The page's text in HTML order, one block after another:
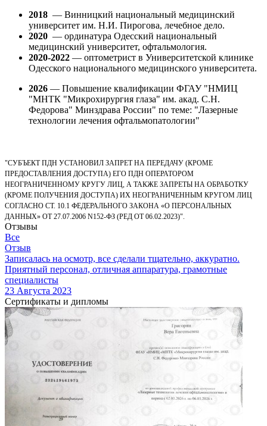
2018 — Винницкий национальный медицинский
университет им. Н.И. Пирогова, лечебное дело.
2020 — ординатура Одесский национальный
медицинский университет, офтальмология.
2020-2022 — оптометрист в Университетской клинике
Одесского национального медицинского университета.
2026 — Повышение квалификации ФГАУ "НМИЦ
"МНТК "Микрохирургия глаза" им. акад. С.Н.
Федорова" Минздрава России" по теме: "Лазерные
технологии лечения офтальмопатологии"
"СУБЪЕКТ ПДН УСТАНОВИЛ ЗАПРЕТ НА ПЕРЕДАЧУ (КРОМЕ
ПРЕДОСТАВЛЕНИЯ ДОСТУПА) ЕГО ПДН ОПЕРАТОРОМ
НЕОГРАНИЧЕННОМУ КРУГУ ЛИЦ, А ТАКЖЕ ЗАПРЕТЫ НА ОБРАБОТКУ
(КРОМЕ ПОЛУЧЕНИЯ ДОСТУПА) ИХ НЕОГРАНИЧЕННЫМ КРУГОМ ЛИЦ
СОГЛАСНО СТ. 10.1 ФЕДЕРАЛЬНОГО ЗАКОНА «О ПЕРСОНАЛЬНЫХ
ДАННЫХ» ОТ 27.07.2006 N152-ФЗ (РЕД ОТ 06.02.2023)".
Отзывы
Все
Отзыв
Записалась на осмотр, все сделали тщательно, аккуратно.
Приятный персонал, отличная аппаратура, грамотные
специалисты
23 Августа 2023
Сертификаты и дипломы